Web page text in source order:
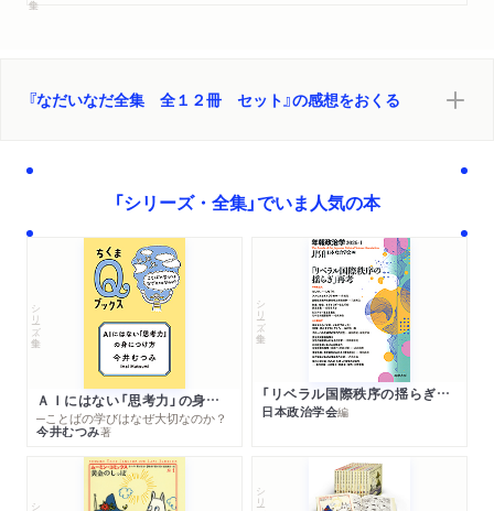
『なだいなだ全集 全１２冊 セット』の感想をおくる
「シリーズ・全集」でいま人気の本
シリーズ・全集
ＡＩにはない「思考力」の身につけ方
─ことばの学びはなぜ大切なのか？
今井むつみ著
シリーズ・全集
「リベラル国際秩序の揺らぎ」再考 年報政治学２０２６‐Ⅰ
日本政治学会編
シリーズ・全集